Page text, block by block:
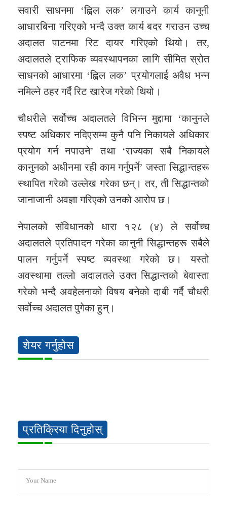
सवारी साधनमा ‘ह्विल लक’ लगाउने कार्य कानूनी
आधारबिना गरिएको भन्दै उक्त कार्य बदर गराउन उच्च
अदालत पाटनमा रिट दायर गरिएको थियो। तर,
अदालतले ट्राफिक व्यवस्थापनका लागि सीमित स्रोत
साधनको आधारमा ‘ह्विल लक’ प्रयोगलाई अवैध भन्न
नमिल्ने ठहर गर्दै रिट खारेज गरेको थियो।
चौधरीले सर्वोच्च अदालतले विभिन्न मुद्दामा ‘कानुनले
स्पष्ट अधिकार नदिएसम्म कुनै पनि निकायले अधिकार
प्रयोग गर्न नपाउने’ तथा ‘राज्यका सबै निकायले
कानुनको अधीनमा रही काम गर्नुपर्ने’ जस्ता सिद्धान्तहरू
स्थापित गरेको उल्लेख गरेका छन्। तर, ती सिद्धान्तको
जानाजानी अवज्ञा गरिएको उनको आरोप छ।
नेपालको संविधानको धारा १२८ (४) ले सर्वोच्च
अदालतले प्रतिपादन गरेका कानुनी सिद्धान्तहरू सबैले
पालन गर्नुपर्ने स्पष्ट व्यवस्था गरेको छ। यस्तो
अवस्थामा तल्लो अदालतले उक्त सिद्धान्तको बेवास्ता
गरेको भन्दै अवहेलनाको विषय बनेको दाबी गर्दै चौधरी
सर्वोच्च अदालत पुगेका हुन्।
शेयर गर्नुहोस
प्रतिक्रिया दिनुहोस्
Your Name